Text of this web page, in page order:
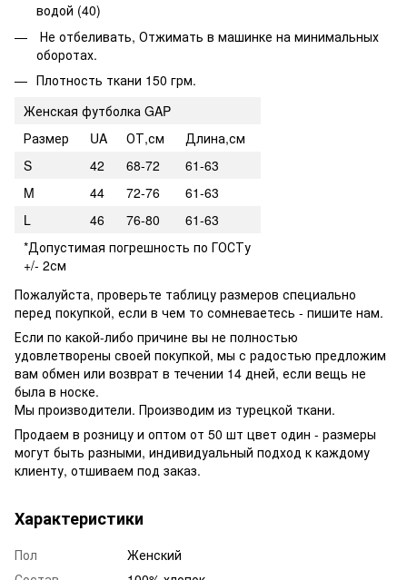
водой (40)
Не отбеливать, Отжимать в машинке на минимальных
оборотах.
Плотность ткани 150 грм.
Женская футболка GAP
Размер
UA ОТ,см
Длина,см
S
42 68-72
61-63
M
44 72-76
61-63
L
46 76-80
61-63
*Допустимая погрешность по ГОСТу
+/- 2см
Пожалуйста, проверьте таблицу размеров специально
перед покупкой, если в чем то сомневаетесь - пишите нам.
Если по какой-либо причине вы не полностью
удовлетворены своей покупкой, мы с радостью предложим
вам обмен или возврат в течении 14 дней, если вещь не
была в носке.
Мы производители. Производим из турецкой ткани.
Продаем в розницу и оптом от 50 шт цвет один - размеры
могут быть разными, индивидуальный подход к каждому
клиенту, отшиваем под заказ.
Характеристики
Пол
Женский